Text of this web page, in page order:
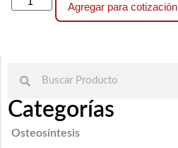
Agregar para cotización
Categorías
Osteosíntesis